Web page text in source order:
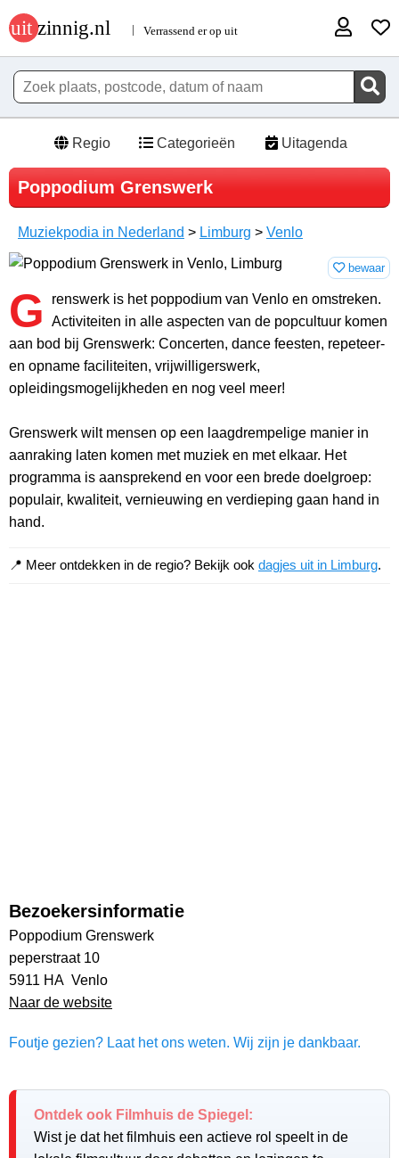
Regio Categorieën Uitagenda
Poppodium Grenswerk
Muziekpodia in Nederland > Limburg > Venlo
bewaar
G
renswerk is het poppodium van Venlo en omstreken.
Activiteiten in alle aspecten van de popcultuur komen
aan bod bij Grenswerk: Concerten, dance feesten, repeteer-
en opname faciliteiten, vrijwilligerswerk,
opleidingsmogelijkheden en nog veel meer!
Grenswerk wilt mensen op een laagdrempelige manier in
aanraking laten komen met muziek en met elkaar. Het
programma is aansprekend en voor een brede doelgroep:
populair, kwaliteit, vernieuwing en verdieping gaan hand in
hand.
📍 Meer ontdekken in de regio? Bekijk ook dagjes uit in Limburg.
Bezoekersinformatie
Poppodium Grenswerk
peperstraat 10
5911 HA Venlo
Naar de website
Foutje gezien? Laat het ons weten. Wij zijn je dankbaar.
Ontdek ook Filmhuis de Spiegel:
Wist je dat het filmhuis een actieve rol speelt in de